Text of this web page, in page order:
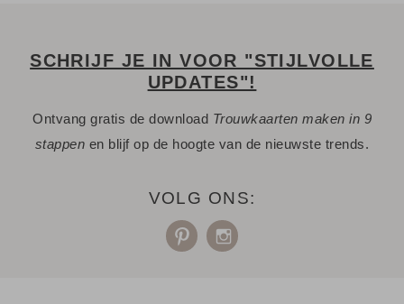
SCHRIJF JE IN VOOR "STIJLVOLLE
UPDATES"!
Ontvang gratis de download Trouwkaarten maken in 9
stappen en blijf op de hoogte van de nieuwste trends.
VOLG ONS: